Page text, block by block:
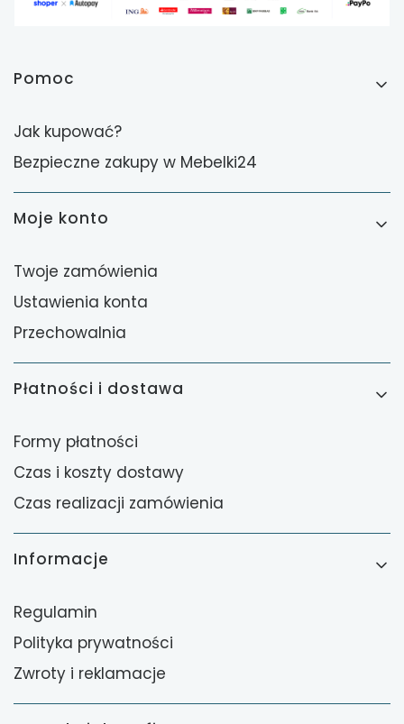
Linki w stopce
Pomoc
Jak kupować?
Bezpieczne zakupy w Mebelki24
Moje konto
Twoje zamówienia
Ustawienia konta
Przechowalnia
Płatności i dostawa
Formy płatności
Czas i koszty dostawy
Czas realizacji zamówienia
Informacje
Regulamin
Polityka prywatności
Zwroty i reklamacje